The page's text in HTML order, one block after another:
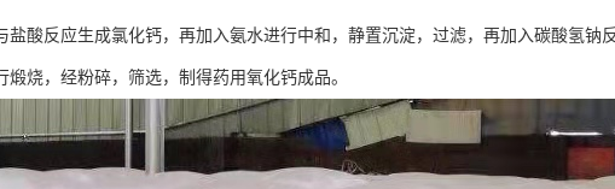
盐酸反应生成氯化钙，再加入氨水进行中和，静置沉淀，过滤，再加入碳酸氢钠
煅烧，经粉碎，筛选，制得药用氧化钙成品。